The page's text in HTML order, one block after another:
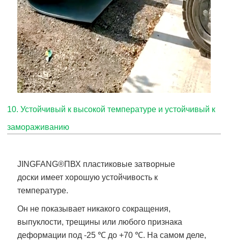
10. Устойчивый к высокой температуре и устойчивый к
замораживанию
JINGFANG®ПВХ пластиковые затворные
доски имеет хорошую устойчивость к
температуре.
Он не показывает никакого сокращения,
выпуклости, трещины или любого признака
деформации под -25 ℃ до +70 ℃. На самом деле,